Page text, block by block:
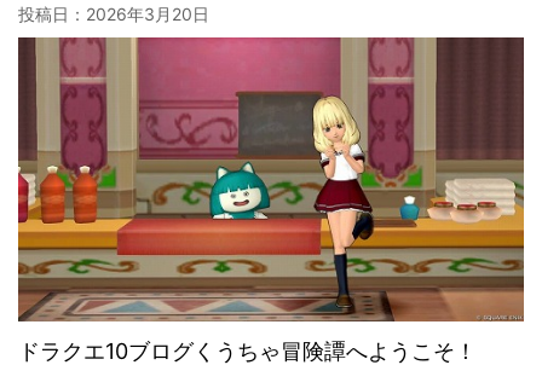
投稿日： 2026年3月20日
ドラクエ10ブログくうちゃ冒険譚へようこそ！